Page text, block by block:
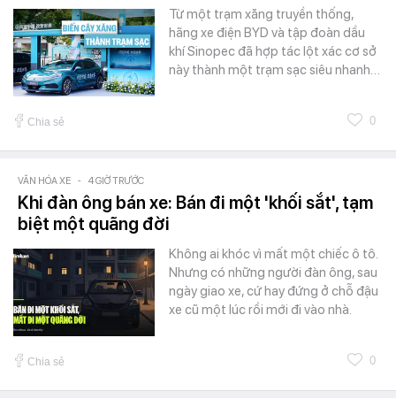
Từ một trạm xăng truyền thống,
hãng xe điện BYD và tập đoàn dầu
khí Sinopec đã hợp tác lột xác cơ sở
này thành một trạm sạc siêu nhanh…
Chia sẻ 0
VĂN HÓA XE - 4 GIỜ TRƯỚC
Khi đàn ông bán xe: Bán đi một 'khối sắt', tạm
biệt một quãng đời
Không ai khóc vì mất một chiếc ô tô.
Nhưng có những người đàn ông, sau
ngày giao xe, cứ hay đứng ở chỗ đậu
xe cũ một lúc rồi mới đi vào nhà.
Chia sẻ 0